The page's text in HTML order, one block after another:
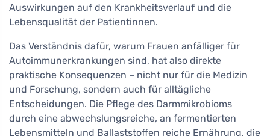
Auswirkungen auf den Krankheitsverlauf und die
Lebensqualität der Patientinnen.
Das Verständnis dafür, warum Frauen anfälliger für
Autoimmunerkrankungen sind, hat also direkte
praktische Konsequenzen – nicht nur für die Medizin
und Forschung, sondern auch für alltägliche
Entscheidungen. Die Pflege des Darmmikrobioms
durch eine abwechslungsreiche, an fermentierten
Lebensmitteln und Ballaststoffen reiche Ernährung, die